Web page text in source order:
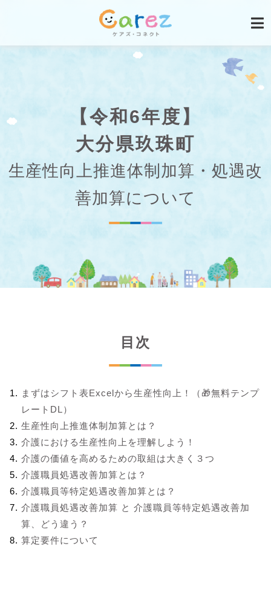
【令和6年度】
大分県玖珠町
生産性向上推進体制加算・処遇改
善加算について
目次
まずはシフト表Excelから生産性向上！（🎁無料テンプ
レートDL）
生産性向上推進体制加算とは？
介護における生産性向上を理解しよう！
介護の価値を高めるための取組は大きく３つ
介護職員処遇改善加算とは？
介護職員等特定処遇改善加算とは？
介護職員処遇改善加算 と 介護職員等特定処遇改善加
算、どう違う？
算定要件について